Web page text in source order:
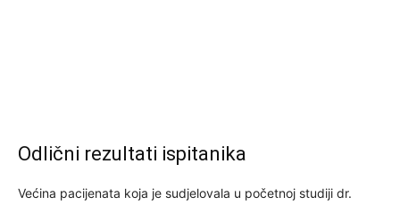
Odlični rezultati ispitanika
Većina pacijenata koja je sudjelovala u početnoj studiji dr.